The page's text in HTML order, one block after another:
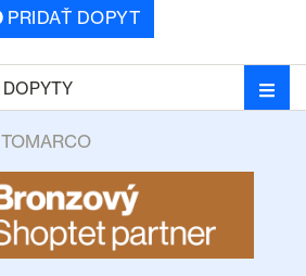
PRIDAŤ DOPYT
DOPYTY
TOMARCO